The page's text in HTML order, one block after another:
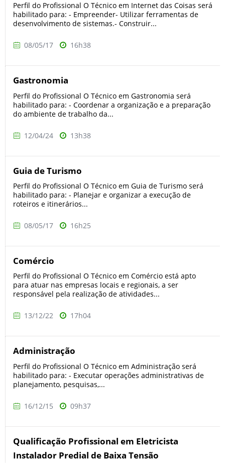
Perfil do Profissional O Técnico em Internet das Coisas será
habilitado para: - Empreender- Utilizar ferramentas de
desenvolvimento de sistemas.- Construir...
08/05/17 16h38
Gastronomia
Perfil do Profissional O Técnico em Gastronomia será
habilitado para: - Coordenar a organização e a preparação
do ambiente de trabalho da...
12/04/24 13h38
Guia de Turismo
Perfil do Profissional O Técnico em Guia de Turismo será
habilitado para: - Planejar e organizar a execução de
roteiros e itinerários...
08/05/17 16h25
Comércio
Perfil do Profissional O Técnico em Comércio está apto
para atuar nas empresas locais e regionais, a ser
responsável pela realização de atividades...
13/12/22 17h04
Administração
Perfil do Profissional O Técnico em Administração será
habilitado para: - Executar operações administrativas de
planejamento, pesquisas,...
16/12/15 09h37
Qualificação Profissional em Eletricista
Instalador Predial de Baixa Tensão